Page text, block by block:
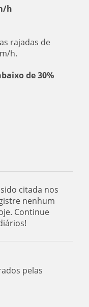
h
rajadas de
h.
de 30%
citada nos
nenhum
Continue
pelas